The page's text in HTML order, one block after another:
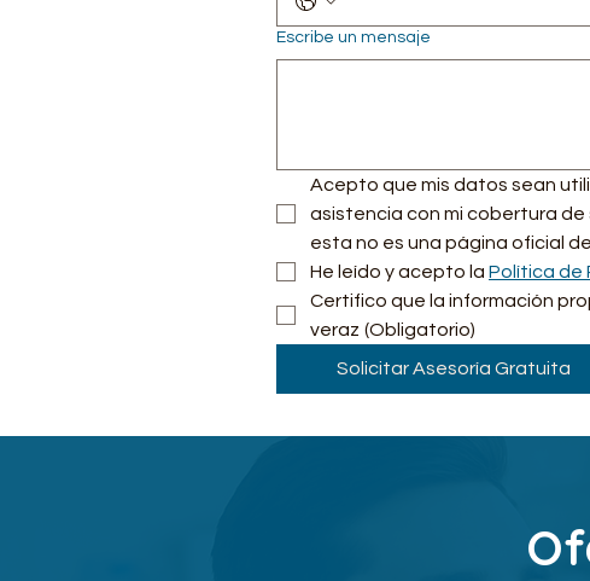
Escribe un mensaje
Acepto que mis datos sean
asistencia con mi cobertura de
esta no es una página oficial
He leído y acepto la Política de
Certifico que la información
veraz (Obligatorio)
Solicitar Asesoría Gratuita